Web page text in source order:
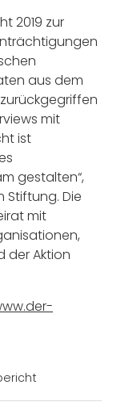
2019 zur
aus dem
mit
ist
gestalten“,
Stiftung. Die
mit
der Aktion